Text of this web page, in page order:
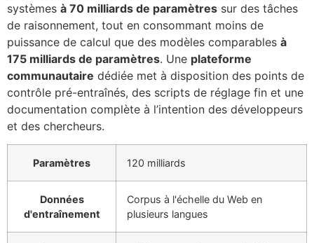
systèmes à 70 milliards de paramètres sur des tâches
de raisonnement, tout en consommant moins de
puissance de calcul que des modèles comparables à
175 milliards de paramètres. Une plateforme
communautaire dédiée met à disposition des points de
contrôle pré-entraînés, des scripts de réglage fin et une
documentation complète à l’intention des développeurs
et des chercheurs.
Paramètres 120 milliards
Données
d'entraînement
Corpus à l'échelle du Web en
plusieurs langues